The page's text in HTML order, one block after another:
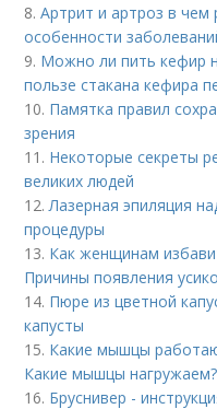
8.Артрит и артроз в чем
особенности
9. Можно ли пить кефир
пользе стакана кефира
10. Памятка правил
зрения
11. Некоторые секреты
великих людей
12.Лазерная эпиляция
процедуры
13. Как женщинам
Причины появления
14. Пюре из цветной
капусты
15. Какие мышцы
Какие мышцы нагружаем?
16. Бруснивер -